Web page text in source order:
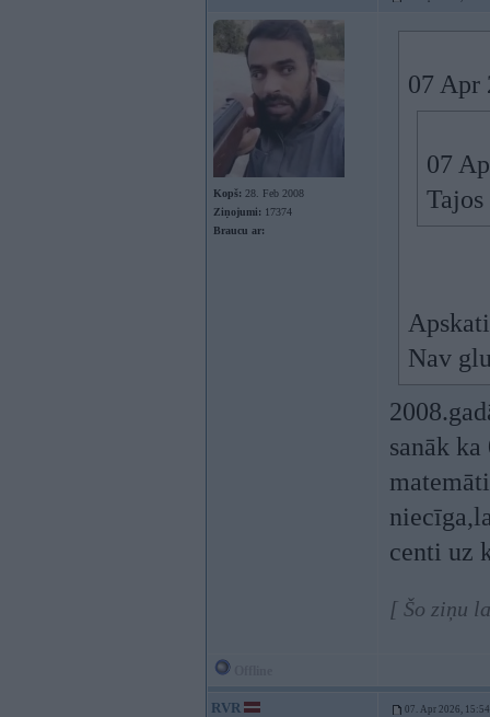
Kopš: 28. Feb 2008
Ziņojumi: 17374
Braucu ar:
07 Apr
07
Nav
sanāk
centi uz
[ Šo ziņu
RVR 07. Apr 2026, 15:54